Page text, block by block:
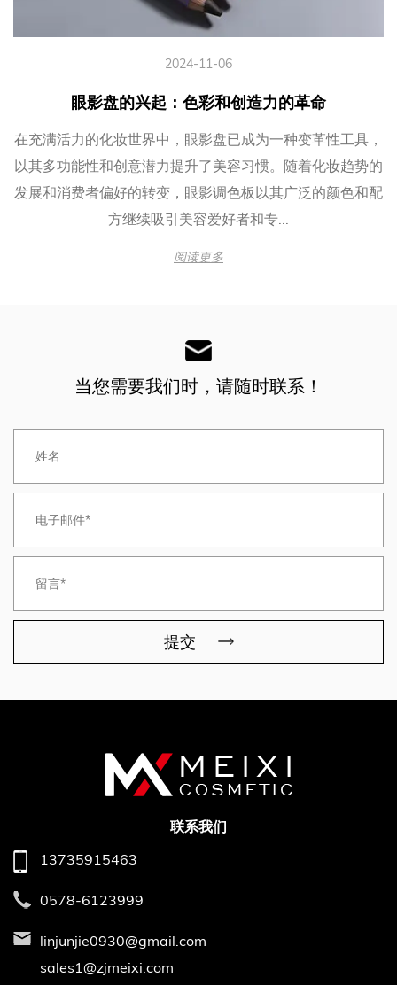
2024-11-06
眼影盘的兴起：色彩和创造力的革命
在充满活力的化妆世界中，眼影盘已成为一种变革性工具，
以其多功能性和创意潜力提升了美容习惯。随着化妆趋势的
发展和消费者偏好的转变，眼影调色板以其广泛的颜色和配
方继续吸引美容爱好者和专...
阅读更多
当您需要我们时，请随时联系！
提交
联系我们
13735915463
0578-6123999
linjunjie0930@gmail.com
sales1@zjmeixi.com